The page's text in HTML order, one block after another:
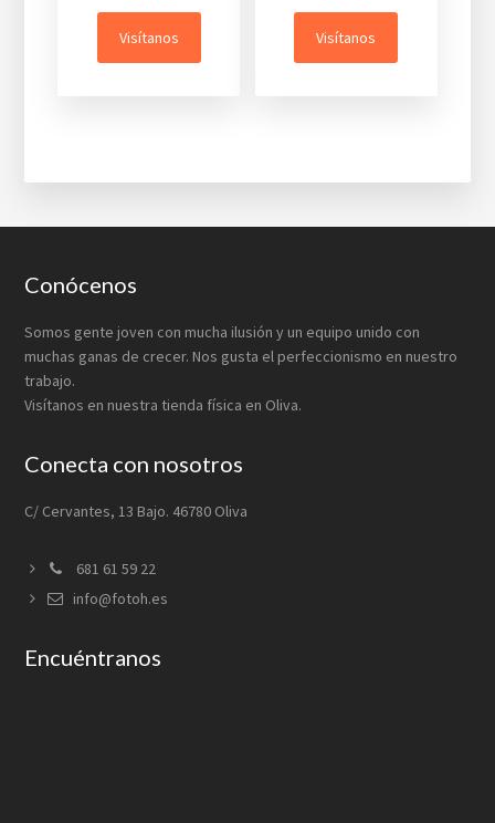
Visítanos Visítanos
Footer
Conócenos
Somos gente joven con mucha ilusión y un equipo unido con
muchas ganas de crecer. Nos gusta el perfeccionismo en nuestro
trabajo.
Visítanos en nuestra tienda física en Oliva.
Conecta con nosotros
C/ Cervantes, 13 Bajo. 46780 Oliva
681 61 59 22
info@fotoh.es
Encuéntranos